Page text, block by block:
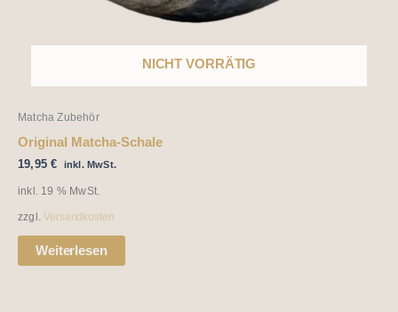
NICHT VORRÄTIG
Matcha Zubehör
Original Matcha-Schale
19,95€ inkl. MwSt.
inkl. 19 % MwSt.
zzgl.Versandkosten
Weiterlesen